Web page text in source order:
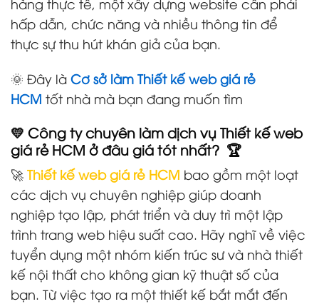
hấp dẫn, chức năng và nhiều thông tin để
thực sự thu hút khán giả của bạn.
🌞 Đây là Cơ sở làm Thiết kế web giá rẻ
HCM tốt nhà mà bạn đang muốn tìm
💛 Công ty chuyên làm dịch vụ Thiết kế web
giá rẻ HCM ở đâu giá tót nhất? 🏆
🚀 Thiết kế web giá rẻ HCM bao gồm một loạt
các dịch vụ chuyên nghiệp giúp doanh
nghiệp tạo lập, phát triển và duy trì một lập
trình trang web hiệu suất cao. Hãy nghĩ về việc
tuyển dụng một nhóm kiến trúc sư và nhà thiết
kế nội thất cho không gian kỹ thuật số của
bạn. Từ việc tạo ra một thiết kế bắt mắt đến